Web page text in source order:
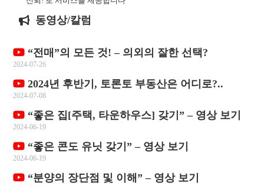
동영상/칼럼
“전매”의 모든 것! – 의외의 잘한 선택?
2024-07-26
2024년 후반기, 토론토 부동산은 어디로?..
2024-07-08
“좋은 집[주택, 타운하우스] 갖기” – 영상 보기
2024-06-19
“좋은 콘도 유닛 갖기” – 영상 보기
2024-06-19
“분양의 장단점 및 이해” – 영상 보기